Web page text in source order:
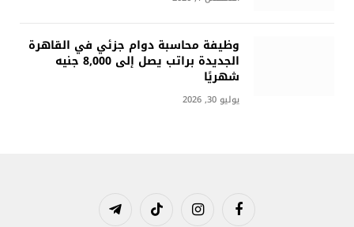
وظيفة محاسبة دوام جزئي في القاهرة
الجديدة براتب يصل إلى 8,000 جنيه
شهريًا
يوليو 30, 2026
فيسبوك الانستغرامتيكتوك تيلقرام